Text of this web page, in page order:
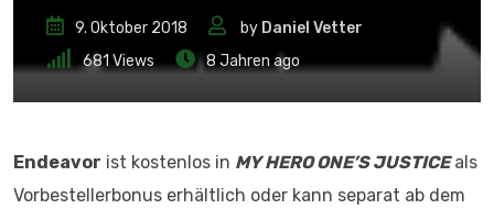
9. Oktober 2018 by Daniel Vetter
681 Views 8 Jahren ago
Endeavor ist kostenlos in MY HERO ONE’S JUSTICEals
Vorbestellerbonus erhältlich oder kann separat ab dem